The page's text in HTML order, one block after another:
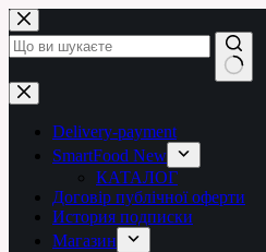
Перейти
до
вмісту
Немає
результатів
Delivery-payment
SmartFood New
КАТАЛОГ
Договір публічної оферти
История подписки
Магазин